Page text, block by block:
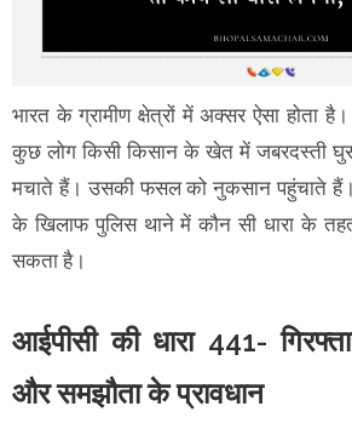
भारत के ग्रामीण क्षेत्रों में अक्सर ऐसा होता
कुछ लोग किसी किसान के खेत में जबरदस्ती
मचाते हैं। उसकी फसल को नुकसान पहुंचाते
के खिलाफ पुलिस थाने में कौन सी धारा के तहत
सकता है।
आईपीसी की धारा 441-
और समझौता के प्रावधान